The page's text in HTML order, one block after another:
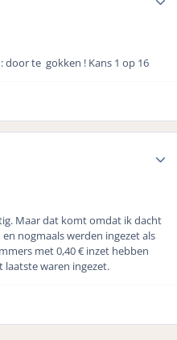
door te gokken ! Kans 1 op 16
Maar dat komt omdat ik dacht
nogmaals werden ingezet als
met 0,40 € inzet hebben
laatste waren ingezet.